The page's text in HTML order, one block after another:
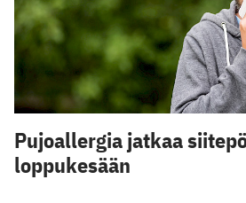
Pujoallergia jatkaa
loppukesään